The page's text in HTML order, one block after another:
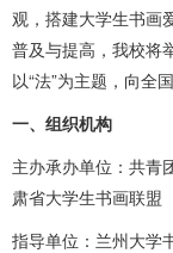
观，搭建大学生书画
普及与提高，我校将
以“法”为主题，向全
一、组织机构
主办承办单位：共青
肃省大学生书画联盟
指导单位：兰州大学